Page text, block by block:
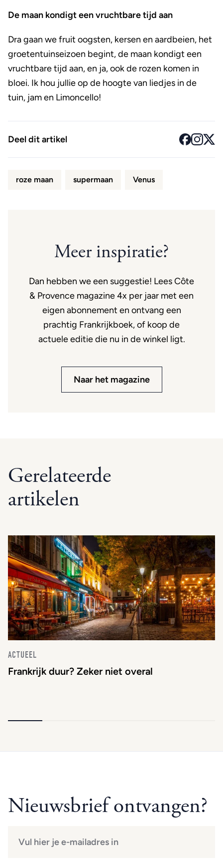
De maan kondigt een vruchtbare tijd aan
Dra gaan we fruit oogsten, kersen en aardbeien, het
groetentuinseizoen begint, de maan kondigt een
vruchtbare tijd aan, en ja, ook de rozen komen in
bloei. Ik hou jullie op de hoogte van liedjes in de
tuin, jam en Limoncello!
Deel dit artikel
roze maan supermaan Venus
Meer inspiratie?
Dan hebben we een suggestie! Lees Côte
& Provence magazine 4x per jaar met een
eigen abonnement en ontvang een
prachtig Frankrijkboek, of koop de
actuele editie die nu in de winkel ligt.
Naar het magazine
Gerelateerde
artikelen
ACTUEEL
Frankrijk duur? Zeker niet overal
Nieuwsbrief ontvangen?